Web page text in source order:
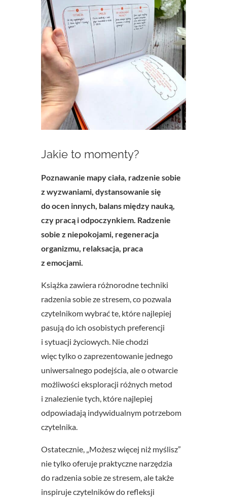
Jakie to momenty?
Poznawanie mapy ciała, radzenie sobie
z wyzwaniami, dystansowanie się
do ocen innych, balans między nauką,
czy pracą i odpoczynkiem. Radzenie
sobie z niepokojami, regeneracja
organizmu, relaksacja, praca
z emocjami.
Książka zawiera różnorodne techniki
radzenia sobie ze stresem, co pozwala
czytelnikom wybrać te, które najlepiej
pasują do ich osobistych preferencji
i sytuacji życiowych. Nie chodzi
więc tylko o zaprezentowanie jednego
uniwersalnego podejścia, ale o otwarcie
możliwości eksploracji różnych metod
i znalezienie tych, które najlepiej
odpowiadają indywidualnym potrzebom
czytelnika.
Ostatecznie, „Możesz więcej niż myślisz”
nie tylko oferuje praktyczne narzędzia
do radzenia sobie ze stresem, ale także
inspiruje czytelników do refleksji